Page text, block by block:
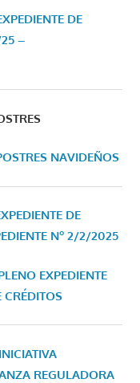
DE
–
NAVIDEÑOS
DE
Nº 2/2/2025
EXPEDIENTE
REGULADORA